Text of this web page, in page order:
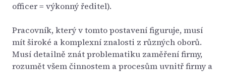
officer = výkonný ředitel).
Pracovník, který v tomto postavení figuruje, musí
mít široké a komplexní znalosti z různých oborů.
Musí detailně znát problematiku zaměření firmy,
rozumět všem činnostem a procesům uvnitř firmy a